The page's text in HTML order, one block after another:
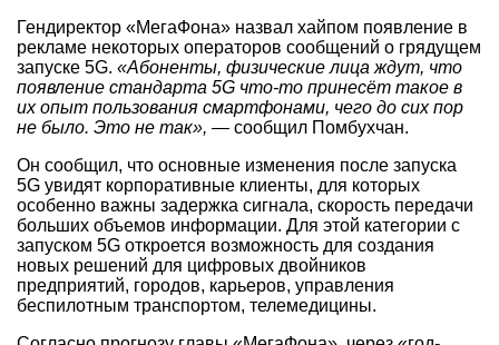
Гендиректор «МегаФона» назвал хайпом появление в
рекламе некоторых операторов сообщений о грядущем
запуске 5G. «Абоненты, физические лица ждут, что
появление стандарта 5G что-то принесёт такое в
их опыт пользования смартфонами, чего до сих пор
не было. Это не так», — сообщил Помбухчан.
Он сообщил, что основные изменения после запуска
5G увидят корпоративные клиенты, для которых
особенно важны задержка сигнала, скорость передачи
больших объемов информации. Для этой категории с
запуском 5G откроется возможность для создания
новых решений для цифровых двойников
предприятий, городов, карьеров, управления
беспилотным транспортом, телемедицины.